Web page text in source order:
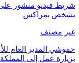
شريط فيديو منشور
بشخص بمراكش
غير مصنف
حموشي المدير العام
بزيارة عمل إلى